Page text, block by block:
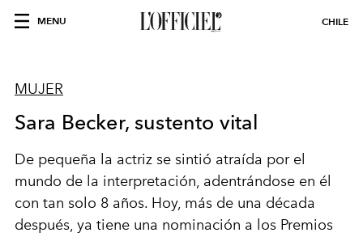
MENU CHILE
MUJER
Sara Becker, sustento vital
De pequeña la actriz se sintió atraída por el
mundo de la interpretación, adentrándose en él
con tan solo 8 años. Hoy, más de una década
después, ya tiene una nominación a los Premios